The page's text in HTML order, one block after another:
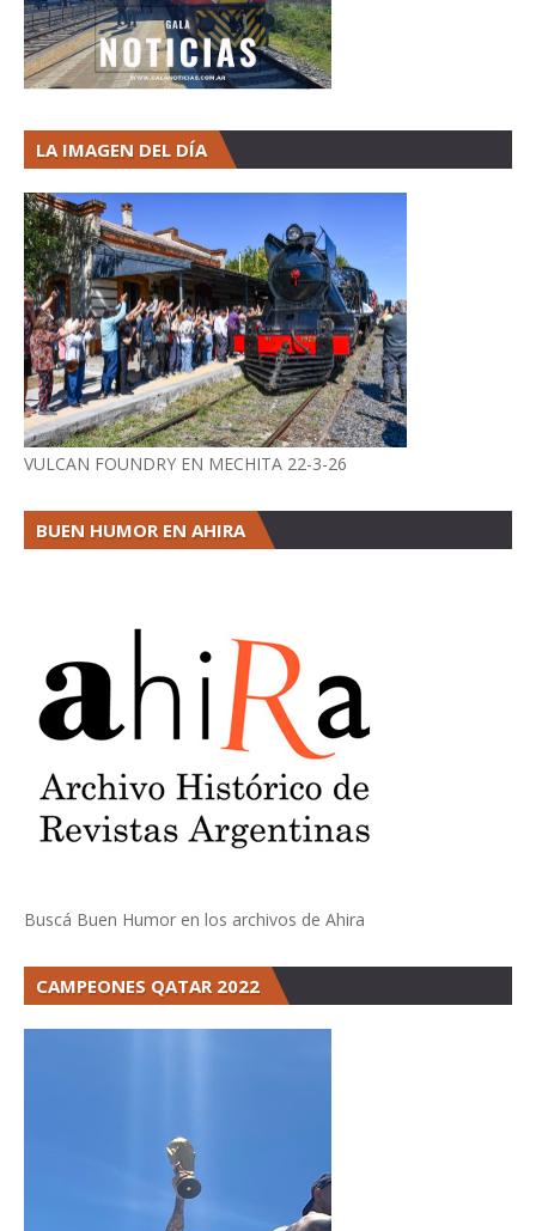
LA IMAGEN DEL DÍA
VULCAN FOUNDRY EN MECHITA 22-3-26
BUEN HUMOR EN AHIRA
Buscá Buen Humor en los archivos de Ahira
CAMPEONES QATAR 2022